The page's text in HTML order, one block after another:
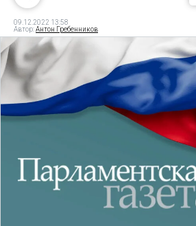
09.12.2022 13:58
Автор:Антон Гребенников